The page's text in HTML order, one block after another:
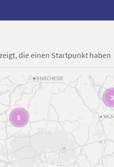
die einen Startpunkt haben
5
3